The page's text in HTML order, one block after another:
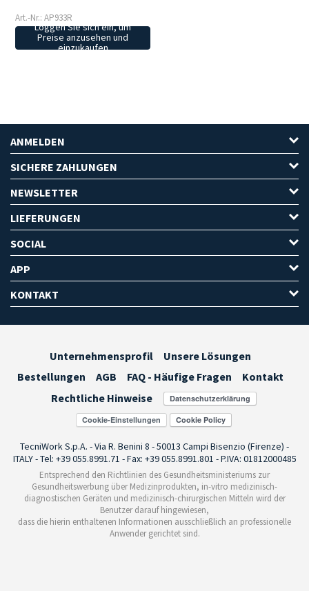
Art.-Nr.: AP933R
Loggen Sie sich ein, um
Preise anzusehen und
einzukaufen
ANMELDEN
SICHERE ZAHLUNGEN
NEWSLETTER
LIEFERUNGEN
SOCIAL
APP
KONTAKT
Unternehmensprofil
Unsere Lösungen
Bestellungen
AGB FAQ - Häufige Fragen
Kontakt
Rechtliche Hinweise
Cookie-Einstellungen
TecniWork S.p.A. - Via R. Benini 8 - 50013 Campi Bisenzio (Firenze) -
ITALY - Tel: +39 055.8991.71 - Fax: +39 055.8991.801 - P.IVA: 01812000485
Entsprechend den Richtlinien des Gesundheitsministeriums zur
Gesundheitswerbung über Medizinprodukten, in-vitro medizinisch-
diagnostischen Geräten und medizinisch-chirurgischen Mitteln wird der
Benutzer darauf hingewiesen,
dass die hierin enthaltenen Informationen ausschließlich an professionelle
Anwender gerichtet sind.